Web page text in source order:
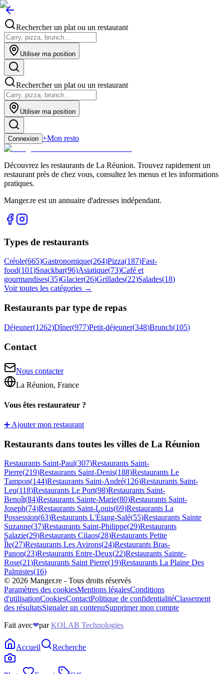
Rechercher un plat ou un restaurant
Utiliser ma position
Rechercher un plat ou un restaurant
Utiliser ma position
Connexion +Mon resto
Découvrez les restaurants de La Réunion. Trouvez rapidement un
restaurant près de chez vous, consultez les menus et les informations
pratiques.
Manger.re est un annuaire d'adresses indépendant.
Types de restaurants
Créole(665)Gastronomique(264)Pizza(187)Fast-
food(101)Snackbar(96)Asiatique(73)Café et
gourmandises(35)Glacier(26)Grillades(22)Salades(18)
Voir toutes les catégories →
Restaurants par type de repas
Déjeuner(1262)Dîner(977)Petit-déjeuner(348)Brunch(105)
Contact
Nous contacter
La Réunion, France
Vous êtes restaurateur ?
➕ Ajouter mon restaurant
Restaurants dans toutes les villes de La Réunion
Restaurants Saint-Paul(307)Restaurants Saint-
Pierre(219)Restaurants Saint-Denis(188)Restaurants Le
Tampon(144)Restaurants Saint-André(126)Restaurants Saint-
Leu(118)Restaurants Le Port(98)Restaurants Saint-
Benoît(84)Restaurants Sainte-Marie(80)Restaurants Saint-
Joseph(74)Restaurants Saint-Louis(69)Restaurants La
Possession(63)Restaurants L'Étang-Salé(55)Restaurants Sainte
Suzanne(37)Restaurants Saint-Philippe(29)Restaurants
Salazie(29)Restaurants Cilaos(28)Restaurants Petite
Île(27)Restaurants Les Avirons(24)Restaurants Bras-
Panon(23)Restaurants Entre-Deux(22)Restaurants Sainte-
Rose(21)Restaurants Saint Pierre(19)Restaurants La Plaine Des
Palmistes(16)
© 2026 Manger.re - Tous droits réservés
Paramètres des cookiesMentions légalesConditions
d'utilisationCookiesContactPolitique de confidentialitéClassement
des résultatsSignaler un contenuSupprimer mon compte
Fait avec❤par KOLAB Technologies
Accueil Recherche